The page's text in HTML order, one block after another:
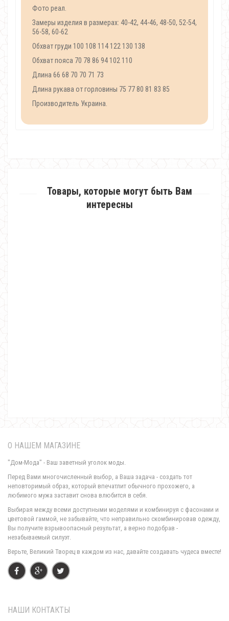
Фото реал.
Замеры изделия в размерах: 40-42, 44-46, 48-50, 52-54,
56-58, 60-62
Обхват груди 100 108 114 122 130 138
Обхват пояса 70 78 86 94 102 110
Длина 66 68 70 70 71 73
Длина рукава от горловины 75 77 80 81 83 85
Производитель Украина.
Товары, которые могут быть Вам
интересны
730.00грн.
Модный женский свитер свитшот
420.00грн.
О НАШЕМ МАГАЗИНЕ
"Дом-Мода" - Ваш заветный уголок моды.
Перед Вами многочисленный выбор, а Ваша задача - создать тот
неповторимый образ, который впечатлит обычного прохожего, а
любимого мужа заставит снова влюбится в себя.
Выбирая между всеми доступными моделями и комбинируя с фасонами и
цветовой гаммой, не забывайте, что неправильно скомбинировав одежду,
Вы получите взрывоопасный результат, а верно подобрав -
незабываемый силуэт.
Верьте, Великий Творец в каждом из нас, давайте создавать чудеса вместе!
НАШИ КОНТАКТЫ